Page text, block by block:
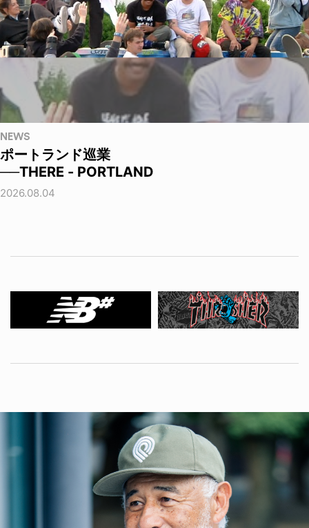
NEWS
ポートランド巡業
──THERE - PORTLAND
2026.08.04